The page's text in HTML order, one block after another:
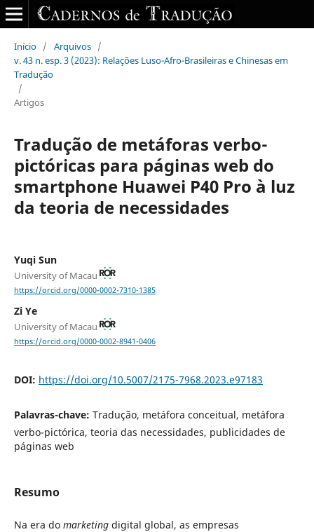
Início / Arquivos /
v. 43 n. esp. 3 (2023): Relações Luso-Afro-Brasileiras e Chinesas em
Tradução
/
Artigos
Tradução de metáforas verbo-
pictóricas para páginas web do
smartphone Huawei P40 Pro à luz
da teoria de necessidades
Yuqi Sun
University of Macau
https://orcid.org/0000-0002-7310-1385
Zi Ye
University of Macau
https://orcid.org/0000-0002-8941-0406
DOI: https://doi.org/10.5007/2175-7968.2023.e97183
Palavras-chave: Tradução, metáfora conceitual, metáfora
verbo-pictórica, teoria das necessidades, publicidades de
páginas web
Resumo
Na era do marketingdigital global, as empresas